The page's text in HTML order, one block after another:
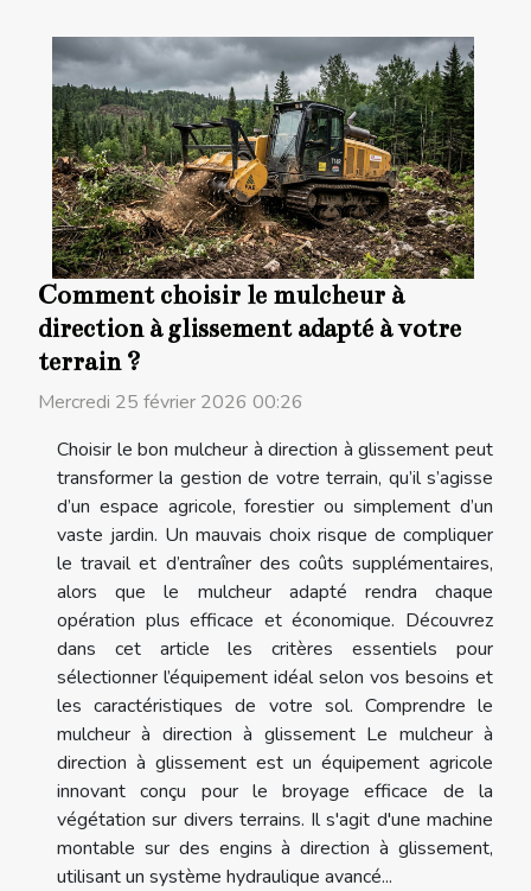
Comment choisir le mulcheur à
direction à glissement adapté à votre
terrain ?
Mercredi 25 février 2026 00:26
Choisir le bon mulcheur à direction à glissement peut
transformer la gestion de votre terrain, qu’il s’agisse
d’un espace agricole, forestier ou simplement d’un
vaste jardin. Un mauvais choix risque de compliquer
le travail et d’entraîner des coûts supplémentaires,
alors que le mulcheur adapté rendra chaque
opération plus efficace et économique. Découvrez
dans cet article les critères essentiels pour
sélectionner l’équipement idéal selon vos besoins et
les caractéristiques de votre sol. Comprendre le
mulcheur à direction à glissement Le mulcheur à
direction à glissement est un équipement agricole
innovant conçu pour le broyage efficace de la
végétation sur divers terrains. Il s'agit d'une machine
montable sur des engins à direction à glissement,
utilisant un système hydraulique avancé...